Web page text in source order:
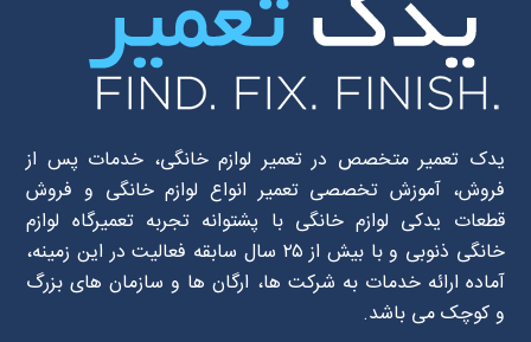
یدک تعمیر متخصص در تعمیر لوازم خانگی، خدمات پس از
فروش، آموزش تخصصی تعمیر انواع لوازم خانگی و فروش
قطعات یدکی لوازم خانگی با پشتوانه تجربه تعمیرگاه لوازم
خانگی ذنوبی و با بیش از ۲۵ سال سابقه فعالیت در این زمینه،
آماده ارائه خدمات به شرکت ها، ارگان ها و سازمان های بزرگ
و کوچک می باشد.